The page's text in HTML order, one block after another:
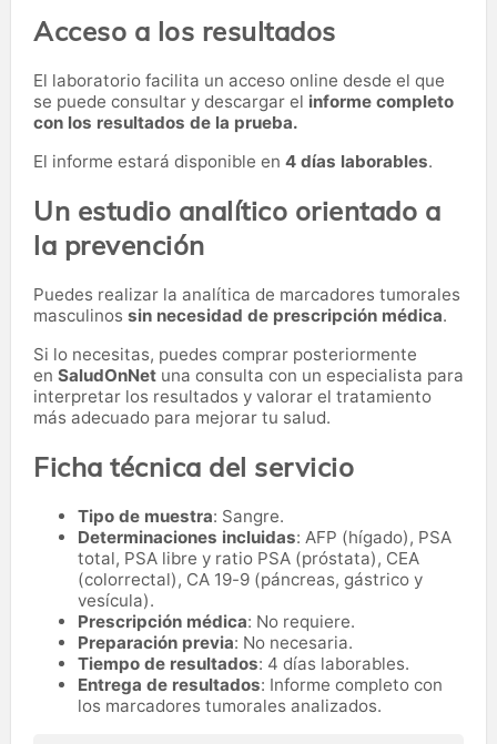
Acceso a los resultados
El laboratorio facilita un acceso online desde el que
se puede consultar y descargar el informe completo
con los resultados de la prueba.
El informe estará disponible en 4 días laborables.
Un estudio analítico orientado a
la prevención
Puedes realizar la analítica de marcadores tumorales
masculinos sin necesidad de prescripción médica.
Si lo necesitas, puedes comprar posteriormente
en SaludOnNet una consulta con un especialista para
interpretar los resultados y valorar el tratamiento
más adecuado para mejorar tu salud.
Ficha técnica del servicio
Tipo de muestra: Sangre.
Determinaciones incluidas: AFP (hígado), PSA
total, PSA libre y ratio PSA (próstata), CEA
(colorrectal), CA 19-9 (páncreas, gástrico y
vesícula).
Prescripción médica: No requiere.
Preparación previa: No necesaria.
Tiempo de resultados: 4 días laborables.
Entrega de resultados: Informe completo con
los marcadores tumorales analizados.